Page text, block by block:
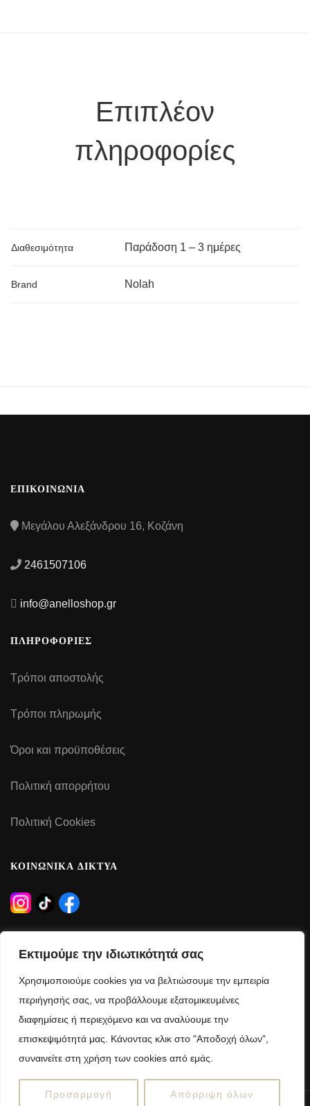
Εκτιμούμε την ιδιωτικότητά σας
Χρησιμοποιούμε cookies για να βελτιώσουμε την εμπειρία
περιήγησής σας, να προβάλλουμε εξατομικευμένες
διαφημίσεις ή περιεχόμενο και να αναλύουμε την
επισκεψιμότητά μας. Κάνοντας κλικ στο "Αποδοχή όλων",
συναινείτε στη χρήση των cookies από εμάς.
Προσαρμογή Απόρριψη όλων
Επιπλέον
πληροφορίες
Διαθεσιμότητα Παράδoση 1 – 3 ημέρες
Brand Nolah
ΕΠΙΚΟΙΝΩΝΙΑ
Μεγάλου Αλεξάνδρου 16, Κοζάνη
2461507106
info@anelloshop.gr
ΠΛΗΡΟΦΟΡΙΕΣ
Τρόποι αποστολής
Τρόποι πληρωμής
Όροι και προϋποθέσεις
Πολιτική απορρήτου
Πολιτική Cookies
ΚΟΙΝΩΝΙΚΑ ΔΙΚΤΥΑ
Δευτέρα – Τρίτη – Πέμπτη – Παρασκευή:
09:00 – 21:00
Τετάρτη – Σάββατο:
09:00 – 15:00